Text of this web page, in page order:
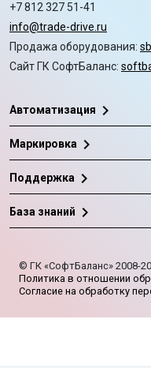
+7 812 327 51-41
info@trade-drive.ru
Продажа оборудования:
Сайт ГК СофтБаланс:
Автоматизация chevron_right
Маркировка chevron_right
Поддержка chevron_right
База знаний chevron_right
© ГК «СофтБаланс» 2008-
Политика в отношении
Согласие на обработку